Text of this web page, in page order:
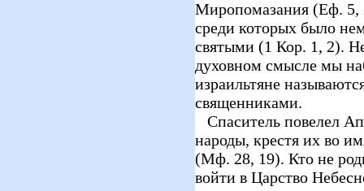
Миропомазания (Еф. 5,
среди которых было
святыми (1 Кор. 1, 2).
духовном смысле мы
израильтяне
священниками.
Спаситель повелел
народы, крестя их во
(Мф. 28, 19). Кто не
войти в Царство